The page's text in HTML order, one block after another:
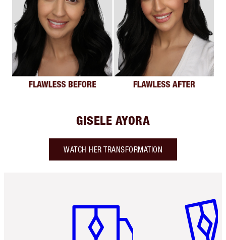
GISELE AYORA
WATCH HER TRANSFORMATION